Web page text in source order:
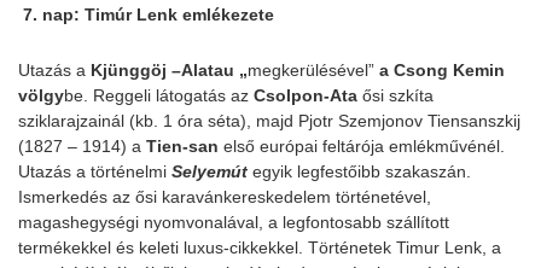
7. nap: Timúr Lenk emlékezete
Utazás a Kjünggöj –Alatau „megkerülésével” a Csong Kemin
völgybe. Reggeli látogatás az Csolpon-Ata ősi szkíta
sziklarajzainál (kb. 1 óra séta), majd Pjotr Szemjonov Tiensanszkij
(1827 – 1914) a Tien-san első európai feltárója emlékművénél.
Utazás a történelmi Selyemút egyik legfestőibb szakaszán.
Ismerkedés az ősi karavánkereskedelem történetével,
magashegységi nyomvonalával, a legfontosabb szállított
termékekkel és keleti luxus-cikkekkel. Történetek Timur Lenk, a